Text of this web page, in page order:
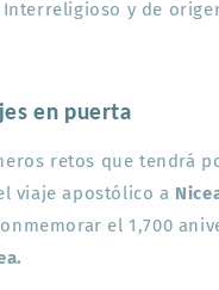
Interreligioso y de
en puerta
retos que tendrá
viaje apostólico a
el 1,700